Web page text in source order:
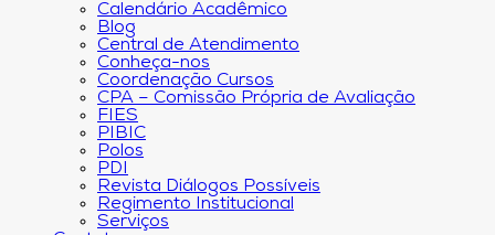
Calendário Acadêmico
Blog
Central de Atendimento
Conheça-nos
Coordenação Cursos
CPA – Comissão Própria de Avaliação
FIES
PIBIC
Polos
PDI
Revista Diálogos Possíveis
Regimento Institucional
Serviços